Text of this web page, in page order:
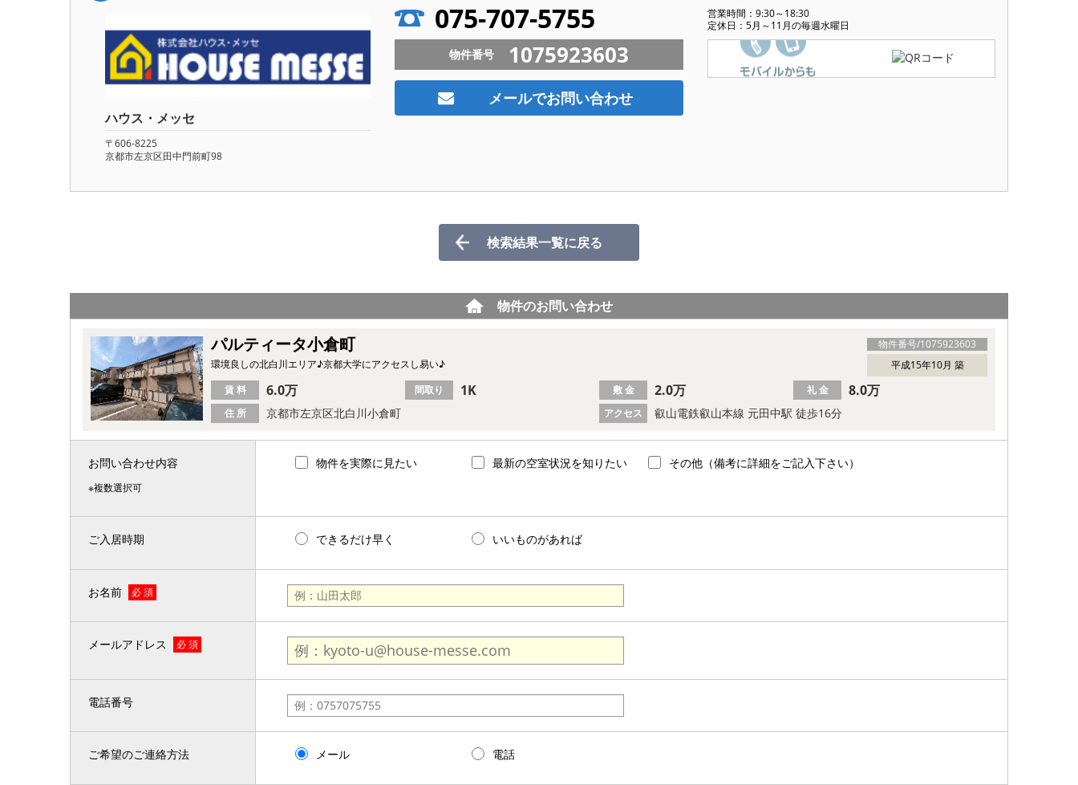
ハウス・メッセ
〒606-8225
京都市左京区田中門前町98
075-707-5755
営業時間：9:30～18:30
定休日：5月～11月の毎週水曜日
物件番号 1075923603
メールでお問い合わせ
検索結果一覧に戻る
物件のお問い合わせ
物件番号/1075923603
パルティータ小倉町
平成15年10月 築
環境良しの北白川エリア♪京都大学にアクセスし易い♪
住 所 京都市左京区北白川小倉町 アクセス 叡山電鉄叡山本線 元田中駅 徒歩16分
賃 料 6.0万 間取り 1K 敷 金 2.0万 礼 金 8.0万
お問い合わせ内容
※複数選択可
物件を実際に見たい 最新の空室状況を知りたい その他（備考に詳細をご記入下さい）
ご入居時期 できるだけ早く いいものがあれば
お名前 必 須
メールアドレス 必 須
電話番号
ご希望のご連絡方法 メール 電話